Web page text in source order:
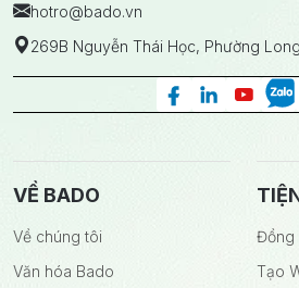
hotro@bado.vn
269B Nguyễn Thái Học, Phường
VỀ BADO
Về chúng tôi
Văn hóa Bado
Đồng
Tạo